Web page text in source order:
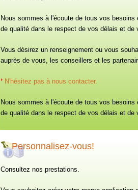
Nous sommes à l'écoute de tous vos
de qualité dans le respect de vos délais et de
Vous désirez un renseignement ou vous
auprès de vous, les conseillers et les
N'hésitez pas à nous contacter.
Nous sommes à l'écoute de tous vos
de qualité dans le respect de vos délais et de
Personnalisez-vous!
Consultez nos prestations.